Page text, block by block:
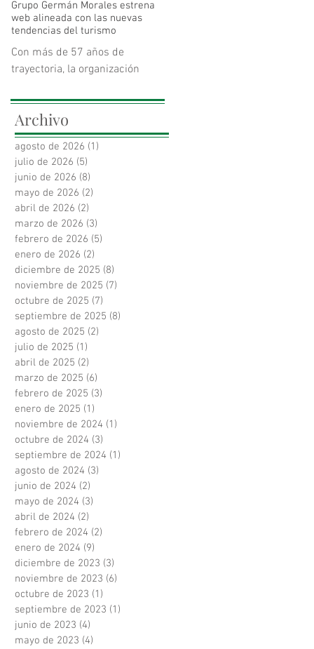
mejoras cognitivas un 55%
superiores a las observadas
generales de salud en adultos
mayores en riesgo de deterioro
Grupo Germán Morales estrena
web alineada con las nuevas
tendencias del turismo
Con más de 57 años de
trayectoria, la organización
narrativa de marca para
conectar la hotelería tradicional
con las rentas cortas, la
tecnología y la sostenibilidad.
La nueva plataforma responde
a las demandas del viajero
moderno y los nuevos modelos
de habitabilidad.
Archivo
agosto de 2026 (1)
julio de 2026 (5)
junio de 2026 (8)
mayo de 2026 (2)
abril de 2026 (2)
marzo de 2026 (3)
febrero de 2026 (5)
enero de 2026 (2)
diciembre de 2025 (8)
noviembre de 2025 (7)
octubre de 2025 (7)
septiembre de 2025 (8)
agosto de 2025 (2)
julio de 2025 (1)
abril de 2025 (2)
marzo de 2025 (6)
febrero de 2025 (3)
enero de 2025 (1)
noviembre de 2024 (1)
octubre de 2024 (3)
septiembre de 2024 (1)
agosto de 2024 (3)
junio de 2024 (2)
mayo de 2024 (3)
abril de 2024 (2)
febrero de 2024 (2)
enero de 2024 (9)
diciembre de 2023 (3)
noviembre de 2023 (6)
octubre de 2023 (1)
septiembre de 2023 (1)
junio de 2023 (4)
mayo de 2023 (4)